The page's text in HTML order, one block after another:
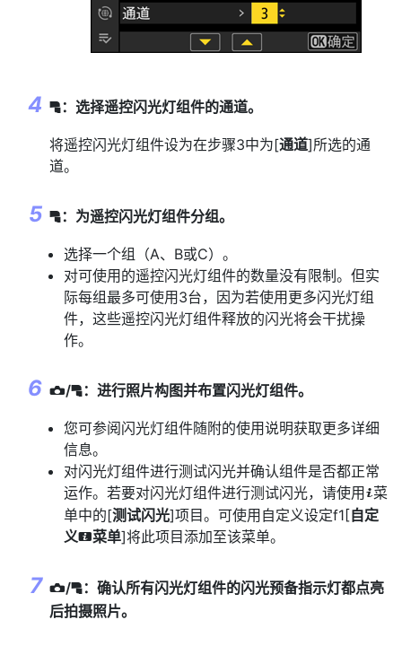
f：选择遥控闪光灯组件的通道。
将遥控闪光灯组件设为在步骤3中为[通道]所选的通
道。
f：为遥控闪光灯组件分组。
选择一个组（A、B或C）。
对可使用的遥控闪光灯组件的数量没有限制。但实
际每组最多可使用3台，因为若使用更多闪光灯组
件，这些遥控闪光灯组件释放的闪光将会干扰操
作。
C/f：进行照片构图并布置闪光灯组件。
您可参阅闪光灯组件随附的使用说明获取更多详细
信息。
对闪光灯组件进行测试闪光并确认组件是否都正常
运作。若要对闪光灯组件进行测试闪光，请使用 i菜
单中的[测试闪光]项目。可使用自定义设定f1[自定
义i菜单]将此项目添加至该菜单。
C/f：确认所有闪光灯组件的闪光预备指示灯都点亮
后拍摄照片。